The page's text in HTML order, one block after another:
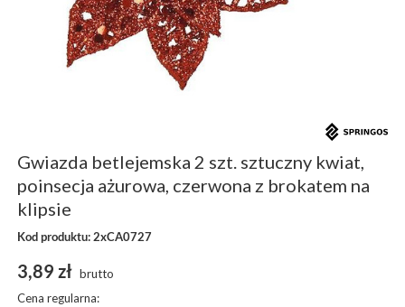
Gwiazda betlejemska 2 szt. sztuczny kwiat,
poinsecja ażurowa, czerwona z brokatem na
klipsie
Kod produktu: 2xCA0727
3,89 zł brutto
Cena regularna: